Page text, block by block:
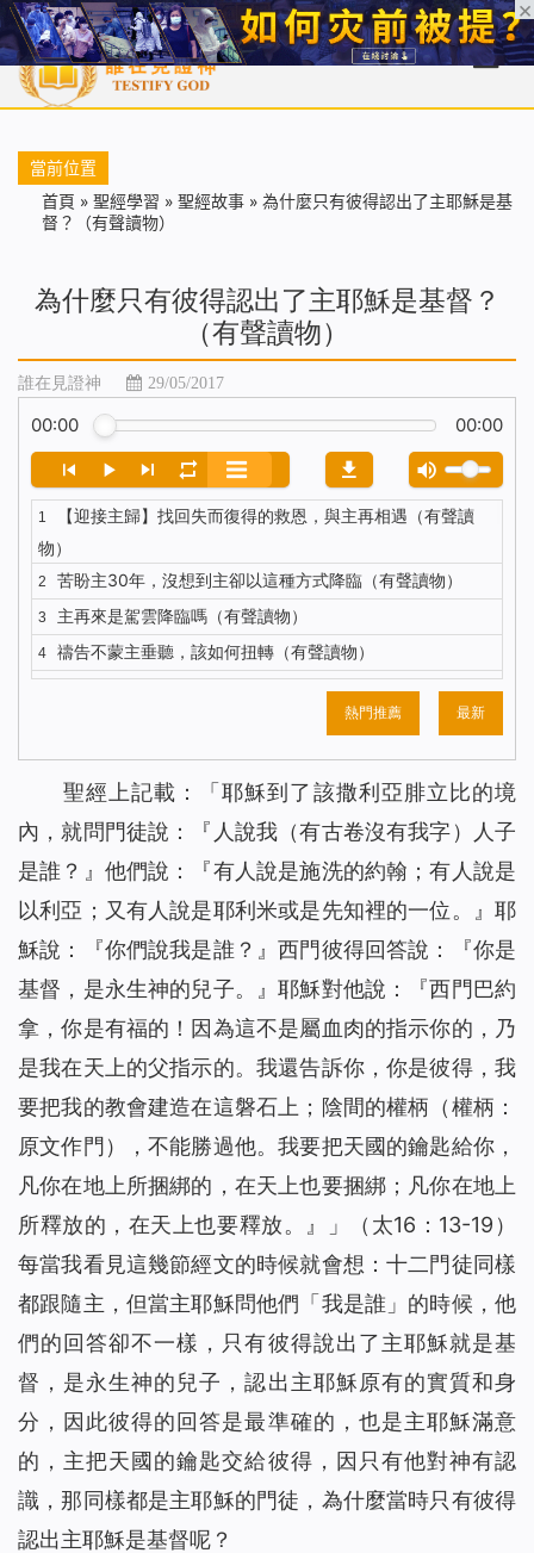
首頁 每日靈糧 天國福音 基督徒見證 信仰解答 聖經
當前位置
首頁 » 聖經學習 » 聖經故事 » 為什麼只有彼得認出了主耶穌是基
督？（有聲讀物）
為什麼只有彼得認出了主耶穌是基督？
（有聲讀物）
誰在見證神 29/05/2017
00:00 00:00
1
【迎接主歸】找回失而復得的救恩，與主再相遇（有聲讀
物）
2 苦盼主30年，沒想到主卻以這種方式降臨（有聲讀物）
3 主再來是駕雲降臨嗎（有聲讀物）
4 禱告不蒙主垂聽，該如何扭轉（有聲讀物）
五餅二魚背後，主耶穌的心思到底是什麼？（有聲讀物）
你知道主耶穌復活顯現的更深意義嗎？（有聲讀物）
7 對聖經的這種觀念，讓我險些錯過主的再來（有聲讀物）
我終於明白了什麼才是有意義的人生（有聲讀物）
解決禱告中的3個問題，我們的禱告才能蒙主垂聽（有聲讀
物）
與其昧著良心工作 不如做誠實人大膽地說NO（有聲讀物）
13 聖經中得救與進天國其實是兩碼事（有聲讀物）
14 依靠神，收穫的不只是工作（有聲讀物）
15 身患淋巴癌，是神將我從死亡邊緣救回（有聲讀物）
16 聖經裡的話都是神默示的嗎
17 神的拯救，使我脫離了「巫醫」的苦害（有聲讀物）
18 神的話語帶領我走出家人圍攻（有聲讀物）
19 看！主耶穌已「駕雲降臨」（有聲讀物）
20 放下賭博後真輕鬆（有聲讀物）
23
為什麼禁食禱告，教會荒涼的問題還是沒有得到解決（有聲
讀物）
24 信主卻白天犯罪、晚上認罪的人能進天國嗎 （有聲讀物）
你知道如何禱告才能得到主的回應嗎（有聲讀物）
找回初心，誠實做人（有聲讀物）
27
在神凡事都能！ ——一名年近70歲基督徒的演員經歷（有
熱門推薦 最新
聖經 上記載：「耶穌到了該撒利亞腓立比的境
內，就問門徒說：
『人說我 （有古卷沒有我字）
人子
是誰？』 他們說：『有人說是施洗的約翰；有人說是
以利亞；又有人說是耶利米或是先知裡的一位。』耶
穌說：
『你們說我是誰？』西門彼得回答說：『你是
基督 ，是永生神的兒子。』耶穌對他說：
『西門巴約
拿，你是有福的！因為這不是屬血肉的指示你的，乃
是我在天上的父指示的。我還告訴你，你是彼得，我
要把我的教會建造在這磐石上；陰間的權柄 （權柄：
原文作門）
，不能勝過他。我要把天國的鑰匙給你，
凡你在地上所捆綁的，在天上也要捆綁；凡你在地上
所釋放的，在天上也要釋放。』
」（太16：13-19）
每當我看見這幾節經文的時候就會想：十二門徒同樣
都跟隨主，但當主耶穌問他們「我是誰」的時候，他
們的回答卻不一樣，只有彼得說出了主耶穌就是基
督，是永生神的兒子，認出主耶穌原有的實質和身
分，因此彼得的回答是最準確的，也是主耶穌滿意
的，主把天國的鑰匙交給彼得，因只有他對神有認
識，那同樣都是主耶穌的門徒，為什麼當時只有彼得
認出主耶穌是基督呢？